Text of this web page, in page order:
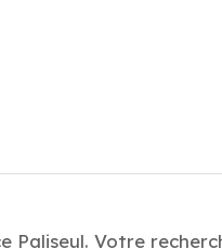
Paliseul. Votre